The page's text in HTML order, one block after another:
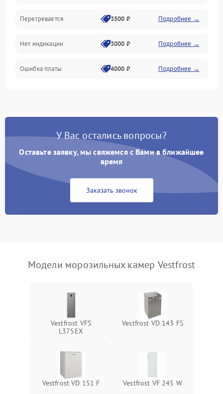
Перегревается 3500 ₽ Подробнее →
Нет индикации 3000 ₽ Подробнее →
Ошибка платы 4000 ₽ Подробнее →
У Вас остались вопросы?
Оставьте заявку, мы свяжемся с Вами в ближайшее
время
Заказать звонок
Модели морозильных камер Vestfrost
Vestfrost VFS
L375EX
Vestfrost VD 143 FS
Vestfrost VD 151 F Vestfrost VF 245 W